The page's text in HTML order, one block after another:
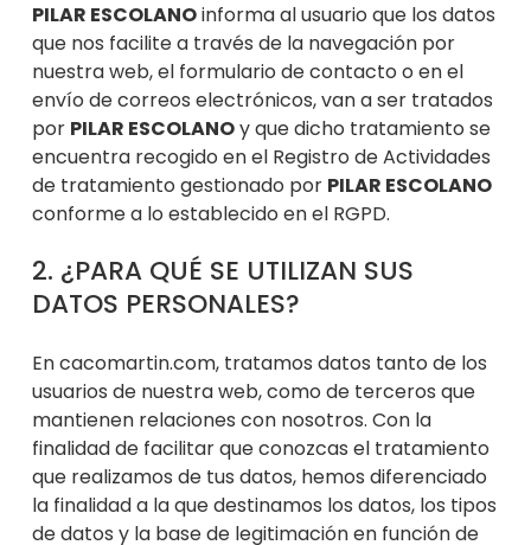
PILAR ESCOLANOinforma al usuario que los datos
que nos facilite a través de la navegación por
nuestra web, el formulario de contacto o en el
envío de correos electrónicos, van a ser tratados
por PILAR ESCOLANOy que dicho tratamiento se
encuentra recogido en el Registro de Actividades
de tratamiento gestionado por PILAR ESCOLANO
conforme a lo establecido en el RGPD.
2. ¿PARA QUÉ SE UTILIZAN SUS
DATOS PERSONALES?
En cacomartin.com, tratamos datos tanto de los
usuarios de nuestra web, como de terceros que
mantienen relaciones con nosotros. Con la
finalidad de facilitar que conozcas el tratamiento
que realizamos de tus datos, hemos diferenciado
la finalidad a la que destinamos los datos, los tipos
de datos y la base de legitimación en función de